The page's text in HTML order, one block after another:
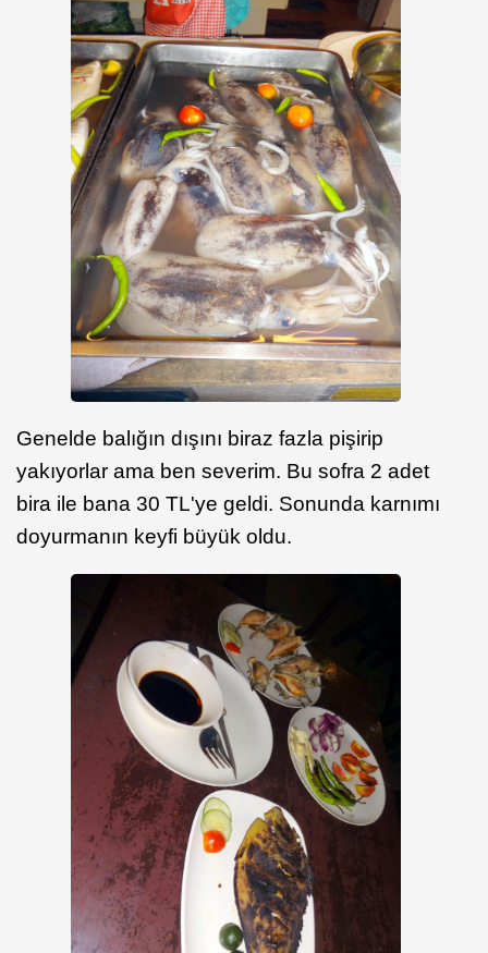
Genelde balığın dışını biraz fazla pişirip
yakıyorlar ama ben severim. Bu sofra 2 adet
bira ile bana 30 TL'ye geldi. Sonunda karnımı
doyurmanın keyfi büyük oldu.